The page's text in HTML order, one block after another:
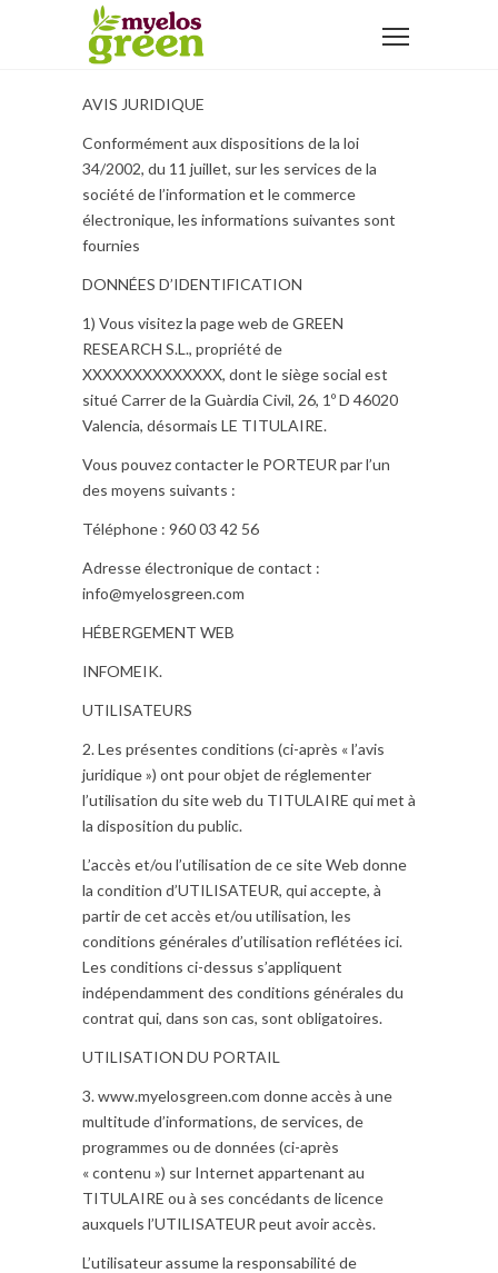
AVIS JURIDIQUE
Conformément aux dispositions de la loi
34/2002, du 11 juillet, sur les services de la
société de l’information et le commerce
électronique, les informations suivantes sont
fournies
DONNÉES D’IDENTIFICATION
1) Vous visitez la page web de GREEN
RESEARCH S.L., propriété de
XXXXXXXXXXXXXX, dont le siège social est
situé Carrer de la Guàrdia Civil, 26, 1º D 46020
Valencia, désormais LE TITULAIRE.
Vous pouvez contacter le PORTEUR par l’un
des moyens suivants :
Téléphone : 960 03 42 56
Adresse électronique de contact :
info@myelosgreen.com
HÉBERGEMENT WEB
INFOMEIK.
UTILISATEURS
2. Les présentes conditions (ci-après « l’avis
juridique ») ont pour objet de réglementer
l’utilisation du site web du TITULAIRE qui met à
la disposition du public.
L’accès et/ou l’utilisation de ce site Web donne
la condition d’UTILISATEUR, qui accepte, à
partir de cet accès et/ou utilisation, les
conditions générales d’utilisation reflétées ici.
Les conditions ci-dessus s’appliquent
indépendamment des conditions générales du
contrat qui, dans son cas, sont obligatoires.
UTILISATION DU PORTAIL
3. www.myelosgreen.com donne accès à une
multitude d’informations, de services, de
programmes ou de données (ci-après
« contenu ») sur Internet appartenant au
TITULAIRE ou à ses concédants de licence
auxquels l’UTILISATEUR peut avoir accès.
L’utilisateur assume la responsabilité de